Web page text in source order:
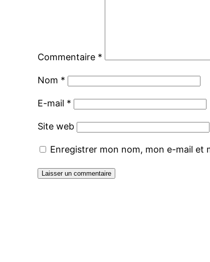
Commentaire *
Nom *
E-mail *
Site web
Enregistrer mon nom, mon e-mail et